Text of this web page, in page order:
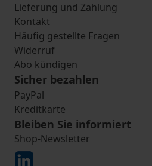
Lieferung und Zahlung
Kontakt
Häufig gestellte Fragen
Widerruf
Abo kündigen
Sicher bezahlen
PayPal
Kreditkarte
Bleiben Sie informiert
Shop-Newsletter